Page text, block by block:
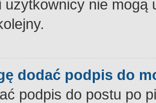
użytkownicy nie
dodać podpis do
podpis do postu po